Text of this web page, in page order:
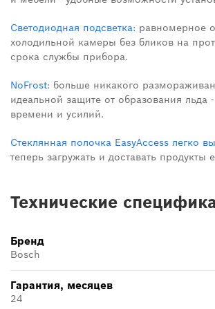
Светодиодная подсветка: равномерное
холодильной камеры без бликов на
срока службы прибора.
NoFrost: больше никакого
идеальной защите от образования льда
времени и усилий.
Стеклянная полочка EasyAccess легко
теперь загружать и доставать продукты
Технические
Бренд
Bosch
Гарантия, месяцев
24